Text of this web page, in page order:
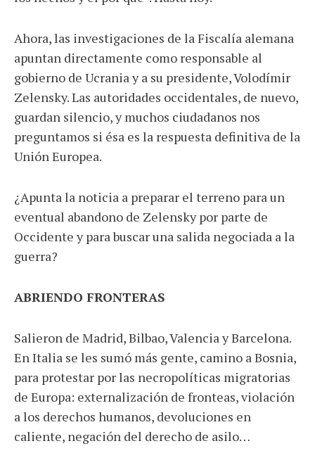
Ahora, las investigaciones de la Fiscalía alemana
apuntan directamente como responsable al
gobierno de Ucrania y a su presidente, Volodímir
Zelensky. Las autoridades occidentales, de nuevo,
guardan silencio, y muchos ciudadanos nos
preguntamos si ésa es la respuesta definitiva de la
Unión Europea.
¿Apunta la noticia a preparar el terreno para un
eventual abandono de Zelensky por parte de
Occidente y para buscar una salida negociada a la
guerra?
ABRIENDO FRONTERAS
Salieron de Madrid, Bilbao, Valencia y Barcelona.
En Italia se les sumó más gente, camino a Bosnia,
para protestar por las necropolíticas migratorias
de Europa: externalización de fronteas, violación
a los derechos humanos, devoluciones en
caliente, negación del derecho de asilo…